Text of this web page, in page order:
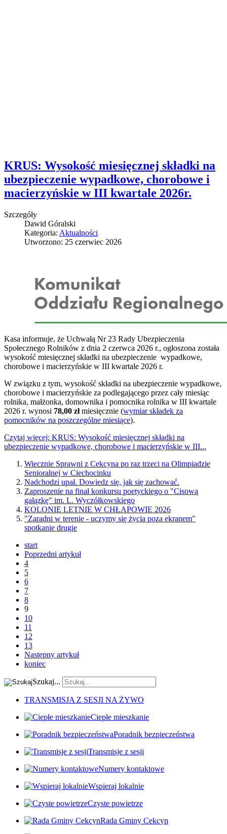
KRUS: Wysokość miesięcznej składki na
ubezpieczenie wypadkowe, chorobowe i
macierzyńskie w III kwartale 2026r.
Szczegóły
Dawid Góralski
Kategoria: Aktualności
Utworzono: 25 czerwiec 2026
Kasa informuje, że Uchwałą Nr 23 Rady Ubezpieczenia
Społecznego Rolników z dnia 2 czerwca 2026 r., ogłoszona została
wysokość miesięcznej składki na ubezpieczenie wypadkowe,
chorobowe i macierzyńskie w III kwartale 2026 r.
W związku z tym, wysokość składki na ubezpieczenie wypadkowe,
chorobowe i macierzyńskie za podlegającego przez cały miesiąc
rolnika, małżonka, domownika i pomocnika rolnika w III kwartale
2026 r. wynosi 78,00 złmiesięcznie (wymiar składek za
pomocników na poszczególne miesiące).
Czytaj więcej: KRUS: Wysokość miesięcznej składki na
ubezpieczenie wypadkowe, chorobowe i macierzyńskie w III...
Wiecznie Sprawni z Cekcyna po raz trzeci na Olimpiadzie
Senioralnej w Ciechocinku
Nadchodzi upał. Dowiedz się, jak się zachować.
Zaproszenie na finał konkursu poetyckiego o "Cisową
gałązkę" im. L. Wyczółkowskiego
KOLONIE LETNIE W CHŁAPOWIE 2026
"Zaradni w terenie - uczymy się życia poza ekranem"
spotkanie drugie
start
Poprzedni artykuł
4
5
6
7
8
9
10
11
12
13
Następny artykuł
koniec
Szukaj...
TRANSMISJA Z SESJI NA ŻYWO
Ciepłe mieszkanie
Poradnik bezpieczeństwa
Transmisje z sesji
Numery kontaktowe
Wspieraj lokalnie
Czyste powietrze
Rada Gminy Cekcyn